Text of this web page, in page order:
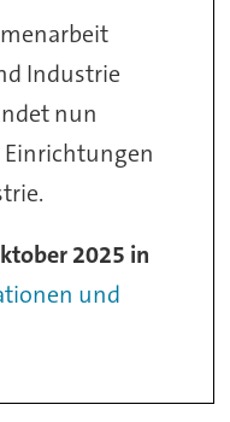
Industrie
nun
2025 in
und